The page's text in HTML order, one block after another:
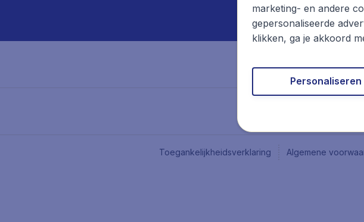
Toegankelijkheidsverklaring Algemene
marketing- en andere
gepersonaliseerde
klikken, ga je akkoord
Personaliseren